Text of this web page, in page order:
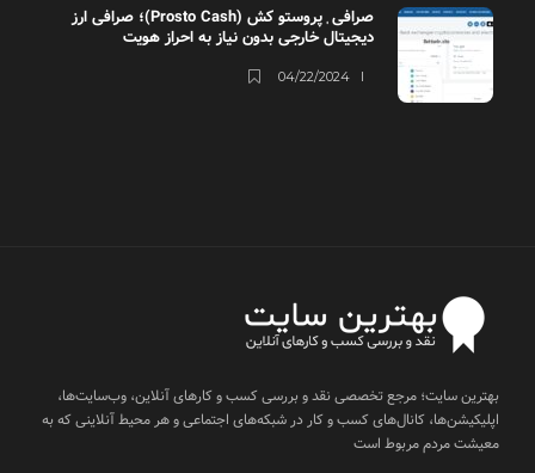
صرافی ٖپروستو کش (Prosto Cash)؛ صرافی ارز
دیجیتال خارجی بدون نیاز به احراز هویت
04/22/2024
بهترین سایت؛ مرجع تخصصی نقد و بررسی کسب و کارهای آنلاین، وب‌سایت‌ها،
اپلیکیشن‌ها، کانال‌های کسب و کار در شبکه‌های اجتماعی و هر محیط آنلاینی که به
معیشت مردم مربوط است